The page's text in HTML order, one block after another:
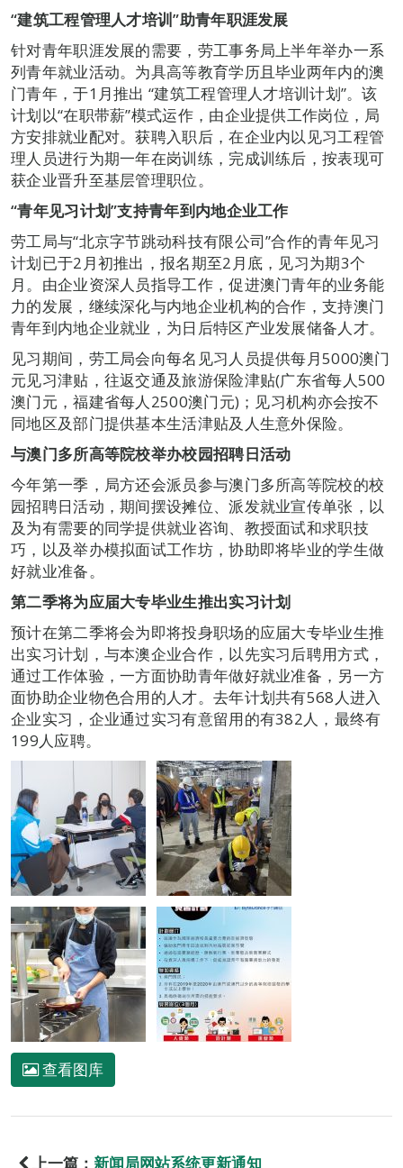
“建筑工程管理人才培训”助青年职涯发展
针对青年职涯发展的需要，劳工事务局上半年举办一系
列青年就业活动。为具高等教育学历且毕业两年内的澳
门青年，于1月推出 “建筑工程管理人才培训计划”。该
计划以“在职带薪”模式运作，由企业提供工作岗位，局
方安排就业配对。获聘入职后，在企业内以见习工程管
理人员进行为期一年在岗训练，完成训练后，按表现可
获企业晋升至基层管理职位。
“青年见习计划”支持青年到内地企业工作
劳工局与“北京字节跳动科技有限公司”合作的青年见习
计划已于2月初推出，报名期至2月底，见习为期3个
月。由企业资深人员指导工作，促进澳门青年的业务能
力的发展，继续深化与内地企业机构的合作，支持澳门
青年到内地企业就业，为日后特区产业发展储备人才。
见习期间，劳工局会向每名见习人员提供每月5000澳门
元见习津贴，往返交通及旅游保险津贴(广东省每人500
澳门元，福建省每人2500澳门元)；见习机构亦会按不
同地区及部门提供基本生活津贴及人生意外保险。
与澳门多所高等院校举办校园招聘日活动
今年第一季，局方还会派员参与澳门多所高等院校的校
园招聘日活动，期间摆设摊位、派发就业宣传单张，以
及为有需要的同学提供就业咨询、教授面试和求职技
巧，以及举办模拟面试工作坊，协助即将毕业的学生做
好就业准备。
第二季将为应届大专毕业生推出实习计划
预计在第二季将会为即将投身职场的应届大专毕业生推
出实习计划，与本澳企业合作，以先实习后聘用方式，
通过工作体验，一方面协助青年做好就业准备，另一方
面协助企业物色合用的人才。去年计划共有568人进入
企业实习，企业通过实习有意留用的有382人，最终有
199人应聘。
查看图库
上一篇： 新闻局网站系统更新通知